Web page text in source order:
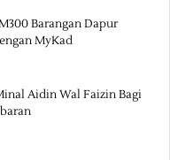
Barangan Dapur
MyKad
Aidin Wal Faizin Bagi